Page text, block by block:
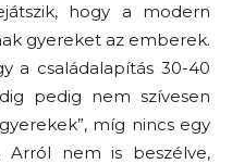
hogy a modern
gyereket az emberek.
a családalapítás 30-40
pedig nem szívesen
míg nincs egy
Arról nem is beszélve,